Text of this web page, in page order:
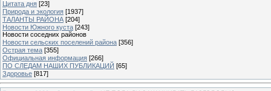
Цитата дня [23]
Природа и экология [1937]
ТАЛАНТЫ РАЙОНА [204]
Новости Южного куста [243]
Новости соседних районов
Новости сельских поселений района [356]
Острая тема [355]
Официальная информация [266]
ПО СЛЕДАМ НАШИХ ПУБЛИКАЦИЙ [65]
Здоровье [817]